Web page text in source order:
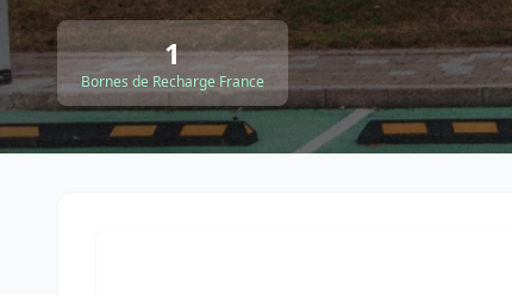
1
Bornes de Recharge France